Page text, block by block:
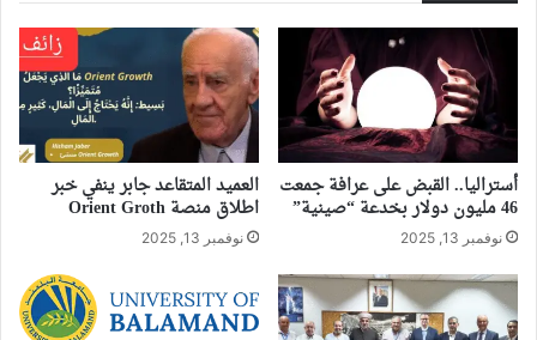
أستراليا.. القبض على عرافة جمعت
46 مليون دولار بخدعة “صينية”
نوفمبر 13, 2025
العميد المتقاعد جابر ينفي خبر
اطلاق منصة Orient Groth
نوفمبر 13, 2025